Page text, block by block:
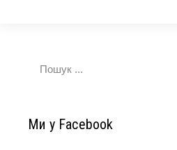
Ми у Facebook